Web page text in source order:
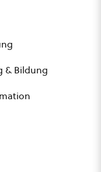
& Bildung